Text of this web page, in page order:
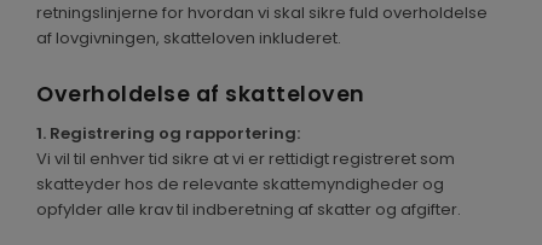
retningslinjerne for hvordan vi skal sikre fuld overholdelse
af lovgivningen, skatteloven inkluderet.
Overholdelse af skatteloven
1. Registrering og rapportering:
Vi vil til enhver tid sikre at vi er rettidigt registreret som
skatteyder hos de relevante skattemyndigheder og
opfylder alle krav til indberetning af skatter og afgifter.